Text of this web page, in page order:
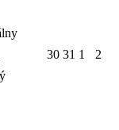
30 31 1 2